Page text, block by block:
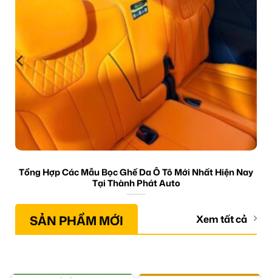
Tổng Hợp Các Mẫu Bọc Ghế Da Ô Tô Mới Nhất Hiện Nay
Tại Thành Phát Auto
SẢN PHẨM MỚI Xem tất cả